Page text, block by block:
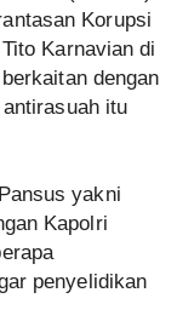
Korupsi
Karnavian di
dengan
itu
yakni
Kapolri
penyelidikan